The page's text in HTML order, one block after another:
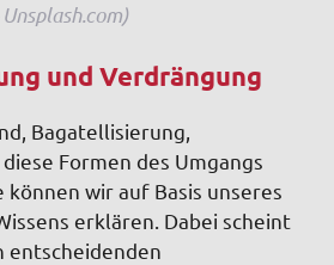
und Verdrängung
Bagatellisierung,
Formen des Umgangs
wir auf Basis unseres
erklären. Dabei scheint
entscheidenden